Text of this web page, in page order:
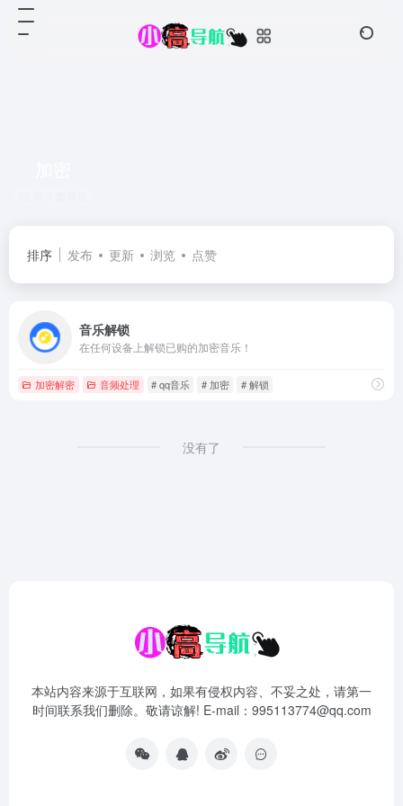
排序 发布 更新 浏览 点赞
音乐解锁
在任何设备上解锁已购的加密音乐！
加密解密 音频处理 # qq音乐 # 加密 # 解锁
没有了
本站内容来源于互联网，如果有侵权内容、不妥之处，请第一
时间联系我们删除。敬请谅解! E-mail：995113774@qq.com